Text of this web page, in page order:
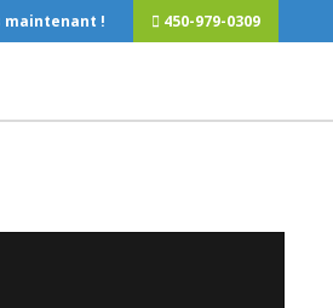
maintenant ! 450-979-0309